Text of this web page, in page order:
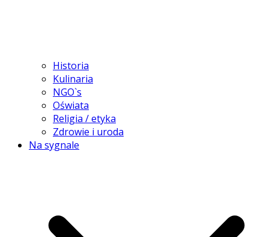
Historia
Kulinaria
NGO`s
Oświata
Religia / etyka
Zdrowie i uroda
Na sygnale